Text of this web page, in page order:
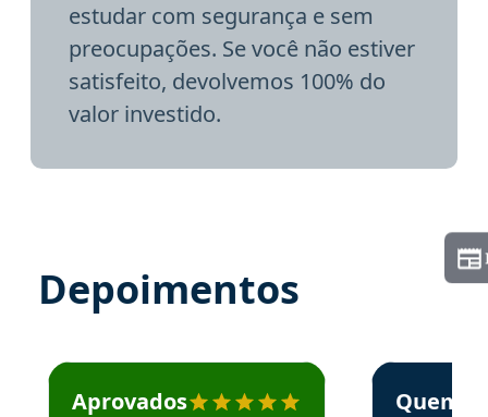
estudar com segurança e sem
preocupações. Se você não estiver
satisfeito, devolvemos 100% do
valor investido.
Depoimentos
Estudante José recomenda o Aprova Concursos em
Aprovados
Estudante
Quem